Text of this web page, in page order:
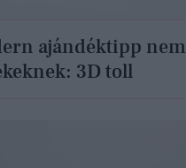
ajándéktipp nem
3D toll